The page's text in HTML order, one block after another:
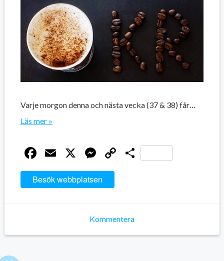
Varje morgon denna och nästa vecka (37 & 38) får…
Läs mer »
Facebook
Email
X Messenger
CopyDela
Besök webbplatsen
Kommentera